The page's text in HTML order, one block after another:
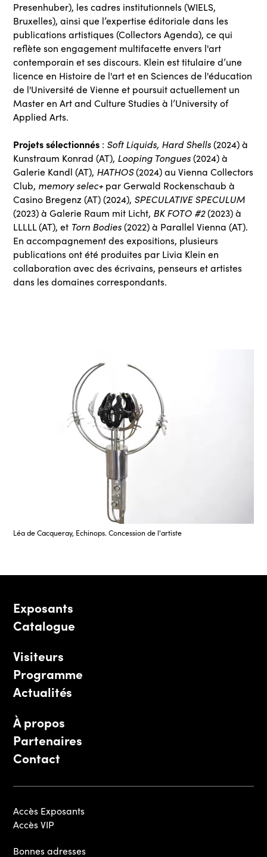
Presenhuber), les cadres institutionnels (WIELS,
Bruxelles), ainsi que l’expertise éditoriale dans les
publications artistiques (Collectors Agenda), ce qui
reflète son engagement multifacette envers l'art
contemporain et ses discours. Klein est titulaire d’une
licence en Histoire de l'art et en Sciences de l'éducation
de l'Université de Vienne et poursuit actuellement un
Master en Art and Culture Studies à l’University of
Applied Arts.
Projets sélectionnés : Soft Liquids, Hard Shells(2024) à
Kunstraum Konrad (AT), Looping Tongues(2024) à
Galerie Kandl (AT), HATHOS(2024) au Vienna Collectors
Club, memory selec+ par Gerwald Rockenschaub à
Casino Bregenz (AT) (2024), SPECULATIVE SPECULUM
(2023) à Galerie Raum mit Licht, BK FOTO #2(2023) à
LLLLL (AT), et Torn Bodies(2022) à Parallel Vienna (AT).
En accompagnement des expositions, plusieurs
publications ont été produites par Livia Klein en
collaboration avec des écrivains, penseurs et artistes
dans les domaines correspondants.
Léa de Cacqueray, Echinops. Concession de l'artiste
Exposants
Catalogue
Visiteurs
Programme
Actualités
À propos
Partenaires
Contact
Accès Exposants
Accès VIP
Bonnes adresses